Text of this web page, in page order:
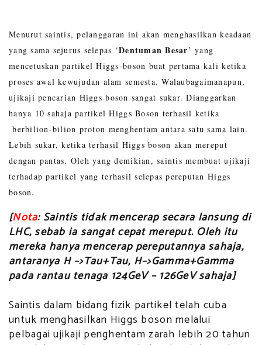
Menurut saintis, pelanggaran ini akan menghasilkan keadaan
yang sama sejurus selepas ‘Dentuman Besar’ yang
mencetuskan partikel Higgs-boson buat pertama kali ketika
proses awal kewujudan alam semesta. Walaubagaimanapun,
ujikaji pencarian Higgs boson sangat sukar. Dianggarkan
hanya 10 sahaja partikel Higgs Boson terhasil ketika
berbilion-bilion proton menghentam antara satu sama lain.
Lebih sukar, ketika terhasil Higgs boson akan mereput
dengan pantas. Oleh yang demikian, saintis membuat ujikaji
terhadap partikel yang terhasil selepas pereputan Higgs
boson.
[Nota: Saintis tidak mencerap secara lansung di
LHC, sebab ia sangat cepat mereput. Oleh itu
mereka hanya mencerap pereputannya sahaja,
antaranya H –>Tau+Tau, H–>Gamma+Gamma
pada rantau tenaga 124GeV – 126GeV sahaja]
Saintis dalam bidang fizik partikel telah cuba
untuk menghasilkan Higgs boson melalui
pelbagai ujikaji penghentam zarah lebih 20 tahun